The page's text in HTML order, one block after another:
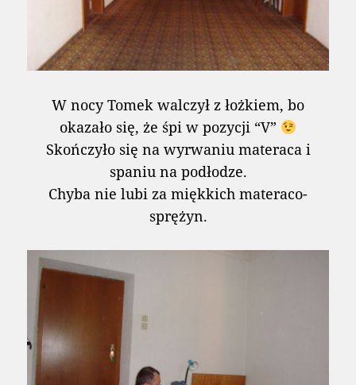
W nocy Tomek walczył z łożkiem, bo
okazało się, że śpi w pozycji “V”
Skończyło się na wyrwaniu materaca i
spaniu na podłodze.
Chyba nie lubi za miękkich materaco-
sprężyn.